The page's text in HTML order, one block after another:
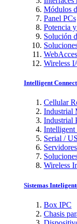
Módulos
Panel PCs
Potencia
Solución
Wireless
Intelligent
Cellular
Industrial
Industrial
Intelligent
Serial /
Wireless
Sistemas
Box IPC
Chasis